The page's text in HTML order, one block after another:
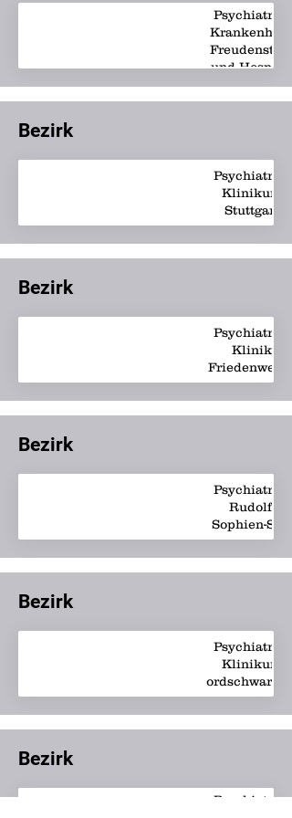
Psychiatrie -
Krankenhaus
Freudenstadt
und Hospital
z. Hl. Geist
Horb
Bezirk
Psychiatrie -
Klinikum
Stuttgart
Bezirk
Psychiatrie -
Klinik
Friedenweiler
Bezirk
Psychiatrie -
Rudolf-
Sophien-Stift
Bezirk
Psychiatrie -
Klinikum
Bezirk
Psychiatrie -